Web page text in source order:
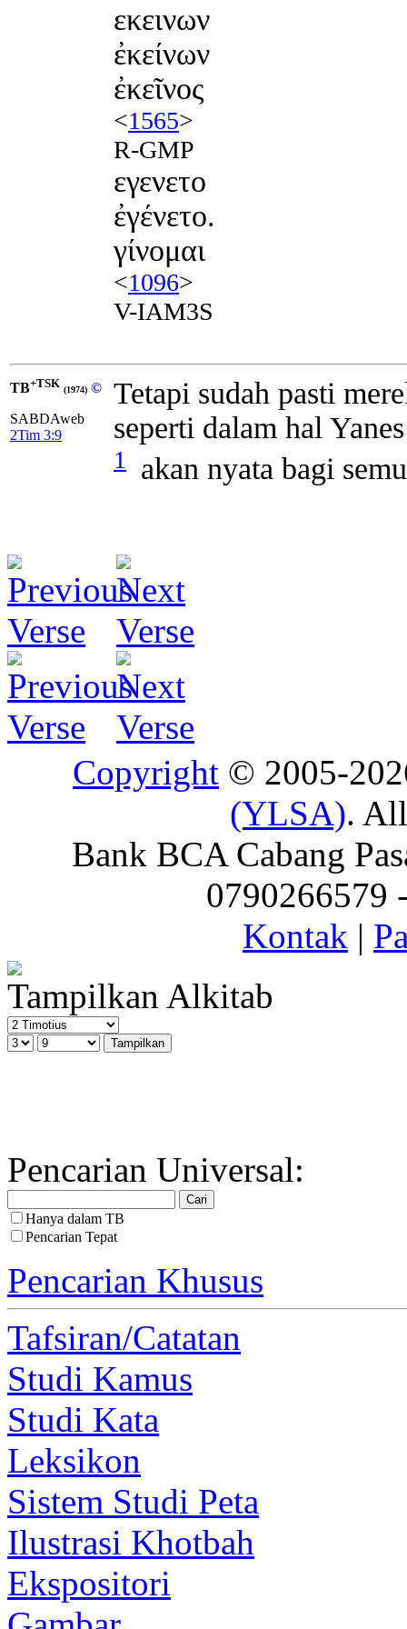
εκεινων
ἐκείνων
ἐκεῖνος
<1565>
R-GMP
εγενετο
ἐγένετο.
γίνομαι
<1096>
V-IAM3S
TB+TSK (1974) ©
SABDAweb
2Tim 3:9
Tetapi sudah pasti
seperti dalam hal
1 akan nyata bagi
Copyright © 2005-
(YLSA).
Bank BCA Cabang
0790266579
Kontak |
Tampilkan Alkitab
Pencarian Universal:
Hanya dalam TB
Pencarian Tepat
Pencarian Khusus
Tafsiran/Catatan
Studi Kamus
Studi Kata
Leksikon
Sistem Studi Peta
Ilustrasi Khotbah
Ekspositori